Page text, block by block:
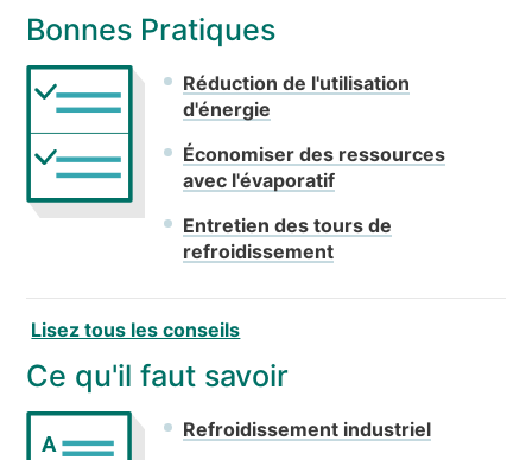
Bonnes Pratiques
Réduction de l'utilisation
d'énergie
Économiser des ressources
avec l'évaporatif
Entretien des tours de
refroidissement
Lisez tous les conseils
Ce qu'il faut savoir
A
Refroidissement industriel